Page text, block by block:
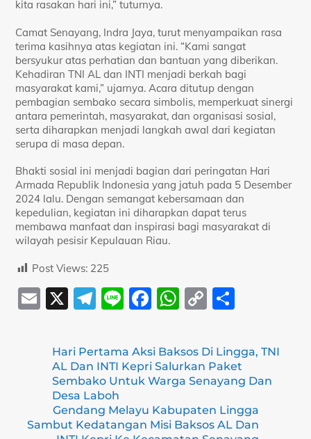
kita rasakan hari ini,” tuturnya.
Camat Senayang, Indra Jaya, turut menyampaikan rasa
terima kasihnya atas kegiatan ini. “Kami sangat
bersyukur atas perhatian dan bantuan yang diberikan.
Kehadiran TNI AL dan INTI menjadi berkah bagi
masyarakat kami,” ujarnya. Acara ditutup dengan
pembagian sembako secara simbolis, memperkuat sinergi
antara pemerintah, masyarakat, dan organisasi sosial,
serta diharapkan menjadi langkah awal dari kegiatan
serupa di masa depan.
Bhakti sosial ini menjadi bagian dari peringatan Hari
Armada Republik Indonesia yang jatuh pada 5 Desember
2024 lalu. Dengan semangat kebersamaan dan
kepedulian, kegiatan ini diharapkan dapat terus
membawa manfaat dan inspirasi bagi masyarakat di
wilayah pesisir Kepulauan Riau.
Post Views: 225
E
ai
X
T
e
gr
a
m
Li
e
F
c
e
b
o
o
W
at
s
A
p
p
C
p
y
Li
n
k
ar
e
Hari Pertama Aksi Baksos Di Lingga, TNI
AL Dan INTI Kepri Salurkan Paket
Sembako Untuk Warga Senayang Dan
Desa Laboh
Gendang Melayu Kabupaten Lingga
Sambut Kedatangan Misi Baksos AL Dan